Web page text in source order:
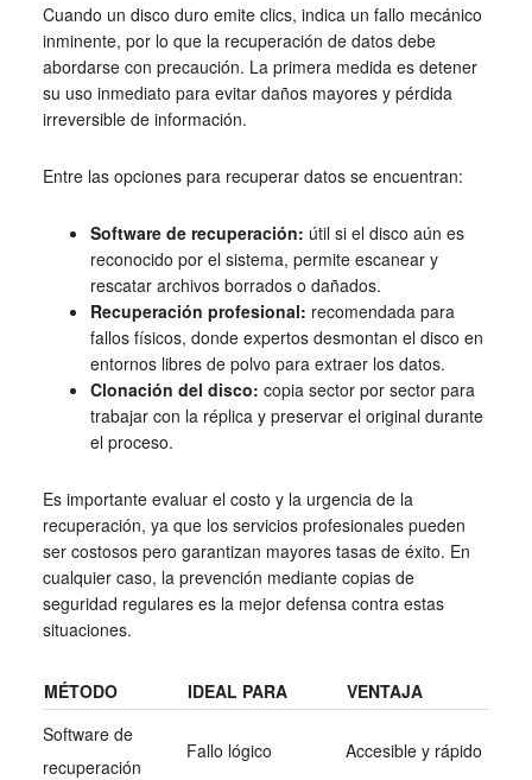
Cuando un disco duro emite clics, indica un fallo mecánico
inminente, por lo que la recuperación de datos debe
abordarse con precaución. La primera medida es detener
su uso inmediato para evitar daños mayores y pérdida
irreversible de información.
Entre las opciones para recuperar datos se encuentran:
Software de recuperación: útil si el disco aún es
reconocido por el sistema, permite escanear y
rescatar archivos borrados o dañados.
Recuperación profesional: recomendada para
fallos físicos, donde expertos desmontan el disco en
entornos libres de polvo para extraer los datos.
Clonación del disco: copia sector por sector para
trabajar con la réplica y preservar el original durante
el proceso.
Es importante evaluar el costo y la urgencia de la
recuperación, ya que los servicios profesionales pueden
ser costosos pero garantizan mayores tasas de éxito. En
cualquier caso, la prevención mediante copias de
seguridad regulares es la mejor defensa contra estas
situaciones.
MÉTODO IDEAL PARA
VENTAJA
Software de
recuperación
Fallo lógico Accesible y rápido